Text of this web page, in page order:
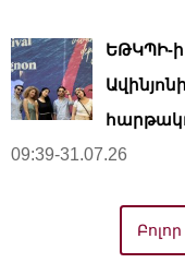
ԵԹԿՊԻ-ի
09:39-31.07.26